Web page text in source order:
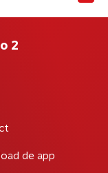
2
de app